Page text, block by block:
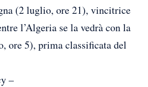
(2 luglio, ore 21), vincitrice
l’Algeria se la vedrà con la
ore 5), prima classificata del
–